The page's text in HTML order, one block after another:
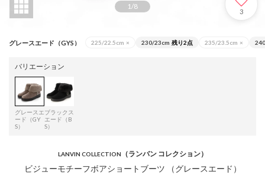
1/8
3
グレースエード（GYS） 225/22.5cm × 230/23cm 残り2点 235/23.5cm ×
バリエーション
グレースエ
ード（GY
S）
ブラックス
エード（B
S）
LANVIN COLLECTION （ランバン コレクション）
ビジューモチーフボアショートブーツ （グレースエード）